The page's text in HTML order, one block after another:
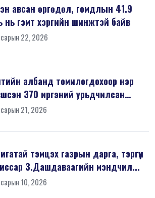
авсан өргөдөл, гомдлын 41.9
нь гэмт хэргийн шинжтэй байв
22, 2026
албанд томилогдохоор нэр
370 иргэний урьдчилсан
21, 2026
тэмцэх газрын дарга, тэргүүн
З.Дашдаваагийн мэндчил...
10, 2026